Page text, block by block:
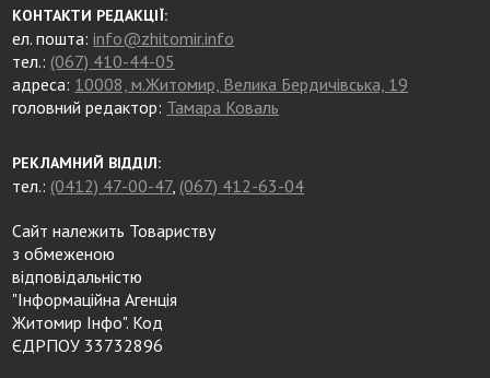
КОНТАКТИ РЕДАКЦІЇ:
ел. пошта:info@zhitomir.info
тел.: (067) 410-44-05
адреса: 10008, м.Житомир, Велика Бердичівська, 19
головний редактор: Тамара Коваль
РЕКЛАМНИЙ ВІДДІЛ:
тел.: (0412) 47-00-47, (067) 412-63-04
Сайт належить Товариству
з обмеженою
відповідальністю
"Інформаційна Агенція
Житомир Інфо". Код
ЄДРПОУ 33732896